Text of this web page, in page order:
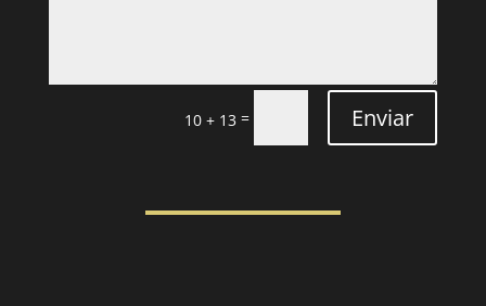
10 + 13 = Enviar